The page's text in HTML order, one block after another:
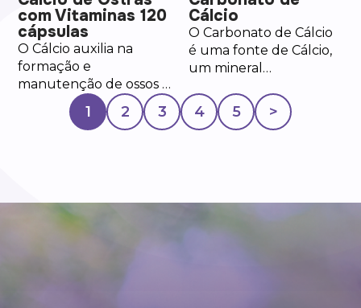
com Vitaminas 120
cápsulas
O Cálcio auxilia na
formação e
manutenção de ossos e
dentes, e no
funcionamento
Cálcio
O Carbonato de Cálcio
é uma fonte de Cálcio,
um mineral
estrutura e o
funcionamento do
muscular, no
1 2 3 4 5 >